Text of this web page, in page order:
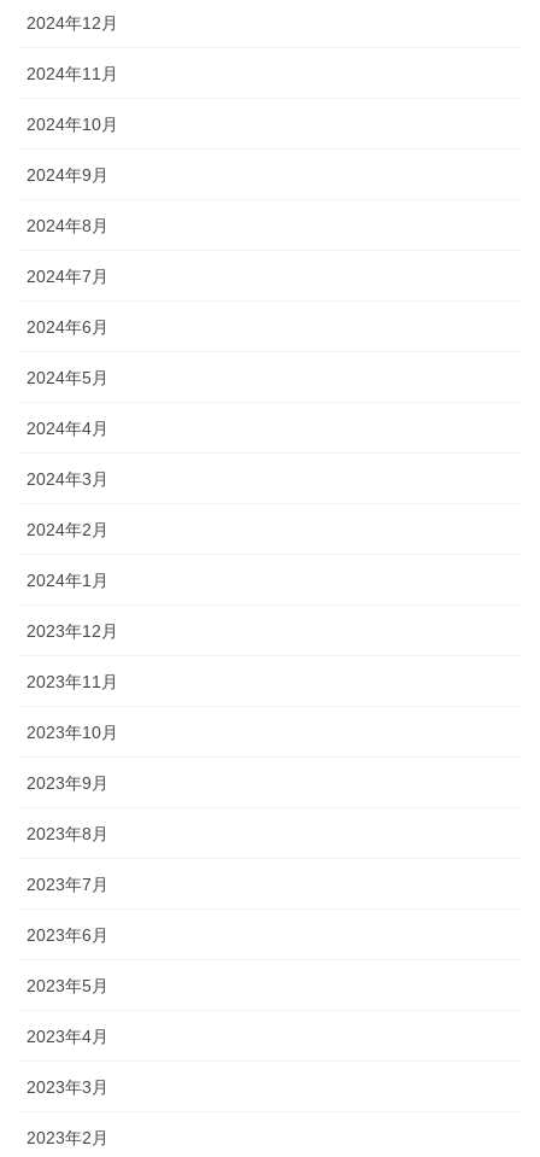
2024年12月
2024年11月
2024年10月
2024年9月
2024年8月
2024年7月
2024年6月
2024年5月
2024年4月
2024年3月
2024年2月
2024年1月
2023年12月
2023年11月
2023年10月
2023年9月
2023年8月
2023年7月
2023年6月
2023年5月
2023年4月
2023年3月
2023年2月